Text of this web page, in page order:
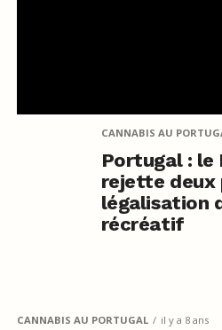
CANNABIS AU
Portugal : le
rejette deux
légalisation
récréatif
CANNABIS AU PORTUGAL il y a 8 ans